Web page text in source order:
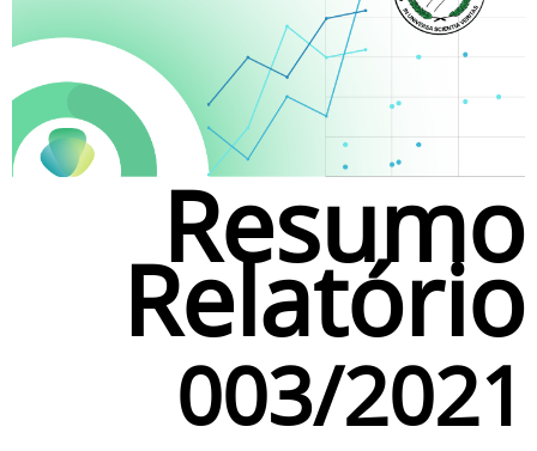
Resumo
Relatório
003/2021